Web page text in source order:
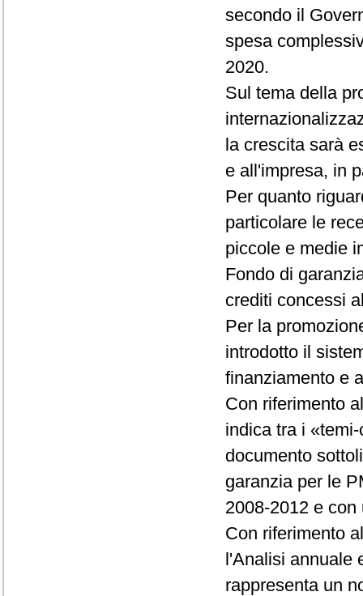
secondo il
spesa
2020.
Sul tema della
la crescita sarà
e all'impresa, in
Per quanto
particolare le
piccole e medie
Fondo di
crediti concessi
Per la
introdotto il
finanziamento e
Con riferimento
indica tra i
documento
garanzia per le
2008-2012 e
Con riferimento
l'Analisi annuale
rappresenta un